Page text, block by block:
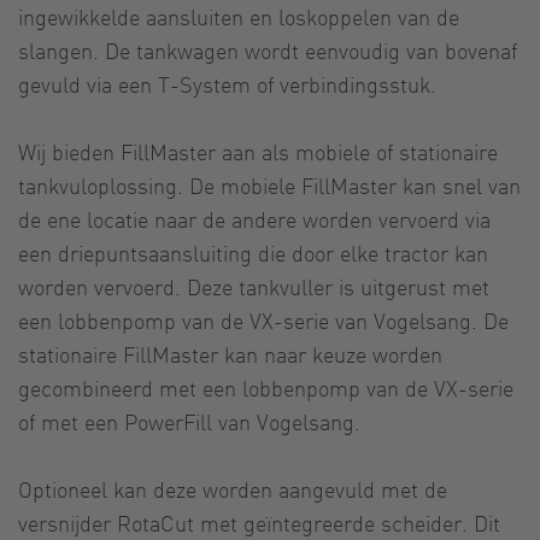
ingewikkelde aansluiten en loskoppelen van de
slangen. De tankwagen wordt eenvoudig van bovenaf
gevuld via een T-System of verbindingsstuk.
Wij bieden FillMaster aan als mobiele of stationaire
tankvuloplossing. De mobiele FillMaster kan snel van
de ene locatie naar de andere worden vervoerd via
een driepuntsaansluiting die door elke tractor kan
worden vervoerd. Deze tankvuller is uitgerust met
een lobbenpomp van de VX-serie van Vogelsang. De
stationaire FillMaster kan naar keuze worden
gecombineerd met een lobbenpomp van de VX-serie
of met een PowerFill van Vogelsang.
Optioneel kan deze worden aangevuld met de
versnijder RotaCut met geïntegreerde scheider. Dit